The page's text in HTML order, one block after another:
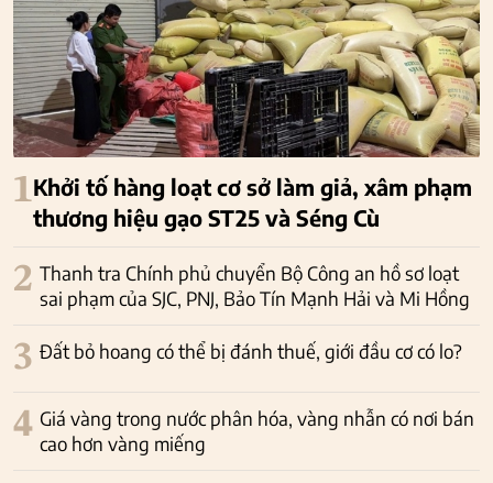
1Khởi tố hàng loạt cơ sở làm giả, xâm phạm
thương hiệu gạo ST25 và Séng Cù
2 Thanh tra Chính phủ chuyển Bộ Công an hồ sơ loạt
sai phạm của SJC, PNJ, Bảo Tín Mạnh Hải và Mi Hồng
3 Đất bỏ hoang có thể bị đánh thuế, giới đầu cơ có lo?
4 Giá vàng trong nước phân hóa, vàng nhẫn có nơi bán
cao hơn vàng miếng